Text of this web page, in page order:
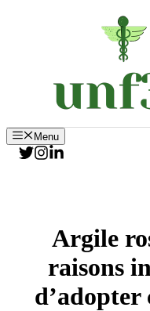
Menu
Argile
raisons
d’adopter